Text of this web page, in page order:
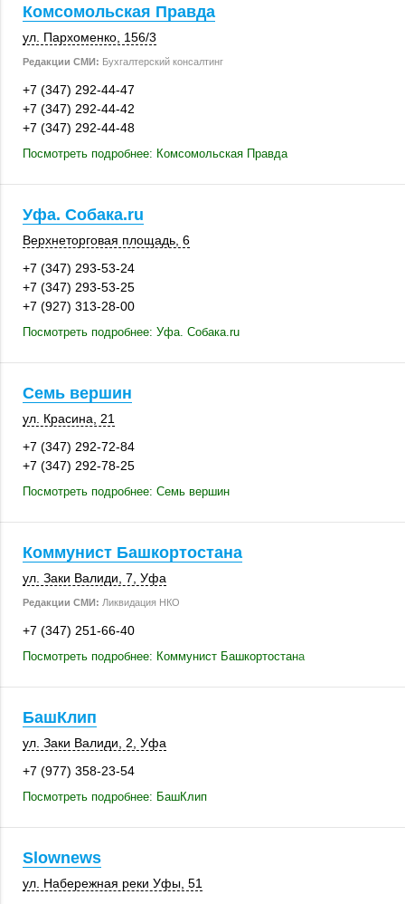
Комсомольская Правда
ул. Пархоменко 156/3
Редакции СМИ: Бухгалтерский консалтинг
+7 (347) 292-44-47
+7 (347) 292-44-42
+7 (347) 292-44-48
Посмотреть подробнее: Комсомольская Правда
Уфа. Собака.ru
Верхнеторговая площадь, 6
+7 (347) 293-53-24
+7 (347) 293-53-25
+7 (927) 313-28-00
Посмотреть подробнее: Уфа. Собака.ru
Семь вершин
ул. Красина, 21
+7 (347) 292-72-84
+7 (347) 292-78-25
Посмотреть подробнее: Семь вершин
Коммунист Башкортостана
ул. Заки Валиди, 7 Уфа
Редакции СМИ: Ликвидация НКО
+7 (347) 251-66-40
Посмотреть подробнее: Коммунист Башкортостана
БашКлип
ул. Заки Валиди, 2 Уфа
+7 (977) 358-23-54
Посмотреть подробнее: БашКлип
Slownews
ул. Набережная реки Уфы, 51